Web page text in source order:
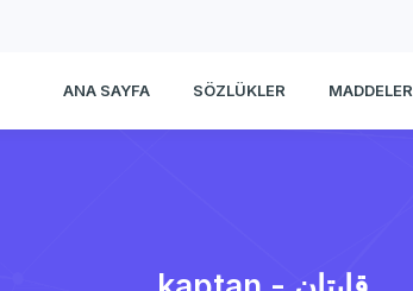
ANA SAYFA SÖZLÜKLER MADDELER